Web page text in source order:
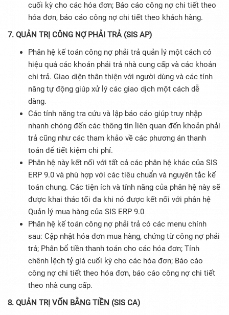
cuối kỳ cho các hóa đơn; Báo cáo công nợ chi tiết theo
hóa đơn, báo cáo công nợ chi tiết theo khách hàng.
7. QUẢN TRỊ CÔNG NỢ PHẢI TRẢ (SIS AP)
Phân hệ kế toán công nợ phải trả quản lý một cách có
hiệu quả các khoản phải trả nhà cung cấp và các khoản
chi trả. Giao diện thân thiện với người dùng và các tính
năng tự động giúp xử lý các giao dịch một cách dễ
dàng.
Các tính năng tra cứu và lập báo cáo giúp truy nhập
nhanh chóng đến các thông tin liên quan đến khoản phải
trả cũng như các tham khảo về các phương án thanh
toán để tiết kiệm chi phí.
Phân hệ này kết nối với tất cả các phân hệ khác của SIS
ERP 9.0 và phù hợp với các tiêu chuẩn và nguyên tắc kế
toán chung. Các tiện ích và tính năng của phân hệ này sẽ
được khai thác tối đa khi nó được kết nối với phân hệ
Quản lý mua hàng của SIS ERP 9.0
Phân hệ kế toán công nợ phải trả có các menu chính
sau: Cập nhật hóa đơn mua hàng, chứng từ công nợ phải
trả; Phân bổ tiền thanh toán cho các hóa đơn; Tính
chênh lệch tỷ giá cuối kỳ cho các hóa đơn; Báo cáo
công nợ chi tiết theo hóa đơn, báo cáo công nợ chi tiết
theo nhà cung cấp.
8. QUẢN TRỊ VỐN BẰNG TIỀN (SIS CA)